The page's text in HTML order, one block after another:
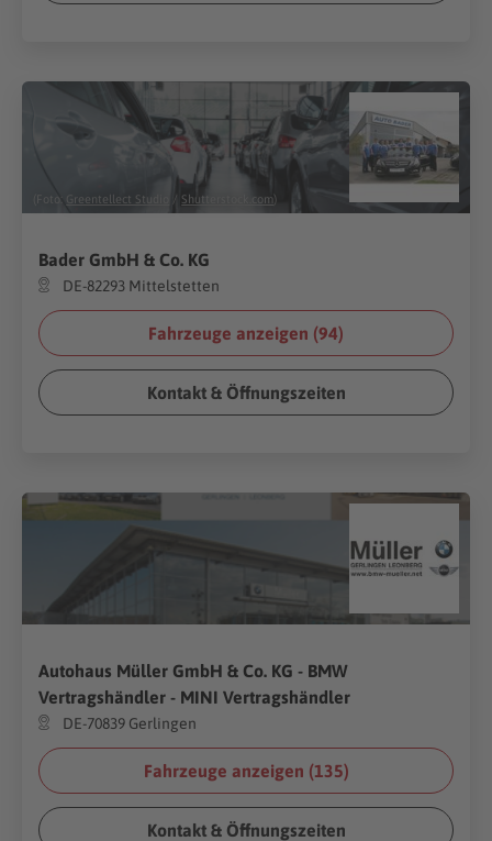
(Foto: Greentellect Studio / Shutterstock.com)
Bader GmbH & Co. KG
DE-82293 Mittelstetten
Fahrzeuge anzeigen (94)
Kontakt & Öffnungszeiten
Autohaus Müller GmbH & Co. KG - BMW
Vertragshändler - MINI Vertragshändler
DE-70839 Gerlingen
Fahrzeuge anzeigen (135)
Kontakt & Öffnungszeiten